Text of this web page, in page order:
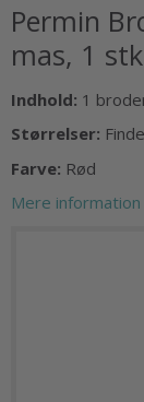
Permin
mas, 1 stk
Indhold: 1
Størrelser:
Farve: Rød
Mere information